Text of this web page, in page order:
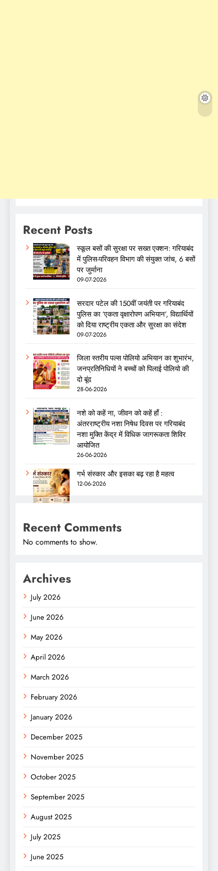
Recent Posts
स्कूल बसों की सुरक्षा पर सख्त एक्शन: गरियाबंद
में पुलिस-परिवहन विभाग की संयुक्त जांच, 6 बसों
पर जुर्माना
09-07-2026
सरदार पटेल की 150वीं जयंती पर गरियाबंद
पुलिस का ‘एकता वृक्षारोपण अभियान’, विद्यार्थियों
को दिया राष्ट्रीय एकता और सुरक्षा का संदेश
09-07-2026
जिला स्तरीय पल्स पोलियो अभियान का शुभारंभ,
जनप्रतिनिधियों ने बच्चों को पिलाई पोलियो की
दो बूंद
28-06-2026
नशे को कहें ना, जीवन को कहें हाँ :
अंतरराष्ट्रीय नशा निषेध दिवस पर गरियाबंद
नशा मुक्ति केंद्र में विधिक जागरूकता शिविर
आयोजित
26-06-2026
गर्भ संस्कार और इसका बढ़ रहा है महत्व
12-06-2026
Recent Comments
No comments to show.
Archives
July 2026
June 2026
May 2026
April 2026
March 2026
February 2026
January 2026
December 2025
November 2025
October 2025
September 2025
August 2025
July 2025
June 2025